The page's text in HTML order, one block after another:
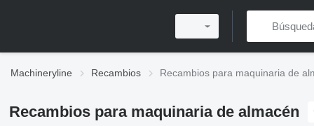
Machineryline Recambios Recambios para maquinaria de
Recambios para maquinaria de almacén